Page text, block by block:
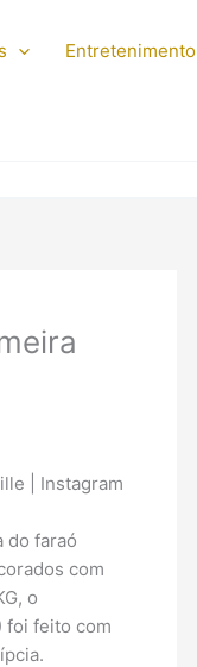
Entretenimento
| Instagram
do faraó
com
o
foi feito com